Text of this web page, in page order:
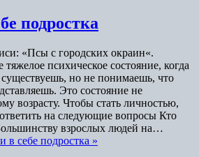
подростка
«Псы с городских окраин«.
психическое состояние, когда
но не понимаешь, что
Это состояние не
возрасту. Чтобы стать личностью,
на следующие вопросы Кто
взрослых людей на…
в себе подростка »